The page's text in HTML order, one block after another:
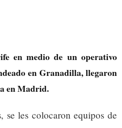
en medio de un operativo
en Granadilla, llegaron
en Madrid.
les colocaron equipos de